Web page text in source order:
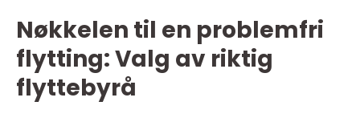
Nøkkelen til en problemfri
flytting: Valg av riktig
flyttebyrå